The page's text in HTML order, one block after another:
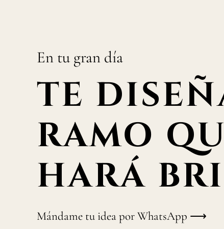
En tu gran día
TE
RAMO
HARÁ
Mándame tu idea por WhatsApp ⟶